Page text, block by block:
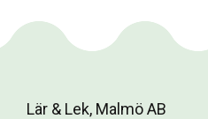
Lär & Lek, Malmö AB